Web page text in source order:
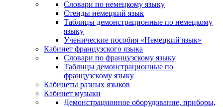
Словари по немецкому языку
Стенды немецкий язык
Таблицы демонстрационные по немецкому
языку
Ученические пособия «Немецкий язык»
Кабинет французского языка
Словари по французскому языку
Таблицы демонстрационные по
французскому языку
Кабинеты разных языков
Кабинет музыки
Демонстрационное оборудование, приборы,